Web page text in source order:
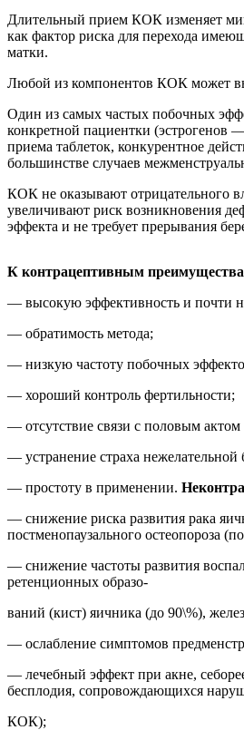
Длительный прием КОК изменяет
как фактор риска для перехода
матки.
Любой из компонентов КОК может
Один из самых частых побочных
конкретной пациентки (эстрогенов
приема таблеток, конкурентное
большинстве случаев
КОК не оказывают отрицательного
увеличивают риск возникновения
эффекта и не требует прерывания
К контрацептивным
— высокую эффективность и почти
— обратимость метода;
— низкую частоту побочных
— хороший контроль фертильности;
— отсутствие связи с половым
— устранение страха нежелательной
— простоту в применении.
— снижение риска развития рака
постменопаузального остеопороза
— снижение частоты развития
ретенционных образо-
ваний (кист) яичника (до 90\%),
— ослабление симптомов
— лечебный эффект при акне,
бесплодия, сопровождающихся
КОК);